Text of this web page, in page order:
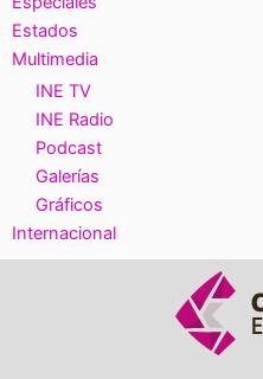
Estados
Multimedia
INE TV
INE Radio
Podcast
Galerías
Gráficos
Internacional